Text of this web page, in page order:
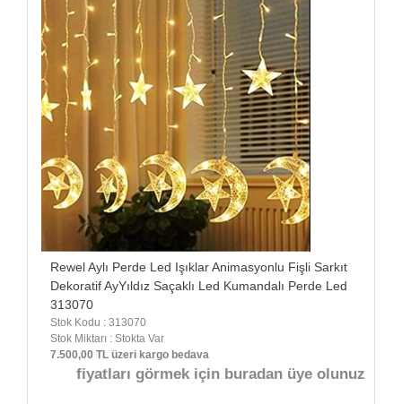
Rewel Aylı Perde Led Işıklar Animasyonlu Fişli Sarkıt
Dekoratif AyYıldız Saçaklı Led Kumandalı Perde Led
313070
Stok Kodu : 313070
Stok Miktarı : Stokta Var
7.500,00 TL üzeri kargo bedava
fiyatları görmek için buradan üye olunuz